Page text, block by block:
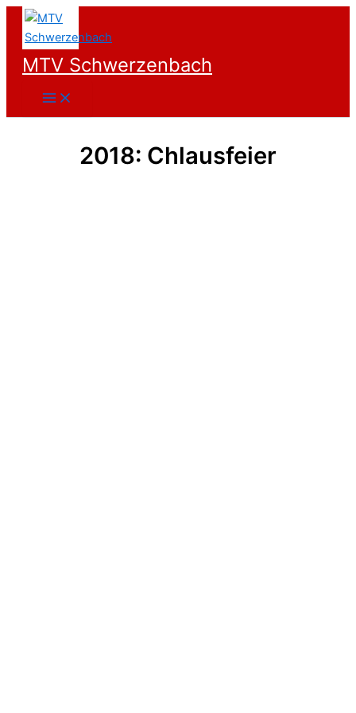
Zum
Inhalt
springen
MTV Schwerzenbach
2018: Chlausfeier